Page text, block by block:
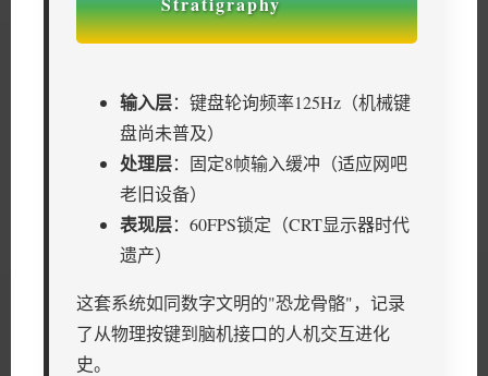
输入层：键盘轮询频率125Hz（机械键
盘尚未普及）
处理层：固定8帧输入缓冲（适应网吧
老旧设备）
表现层：60FPS锁定（CRT显示器时代
遗产）
这套系统如同数字文明的"恐龙骨骼"，记录
了从物理按键到脑机接口的人机交互进化
史。